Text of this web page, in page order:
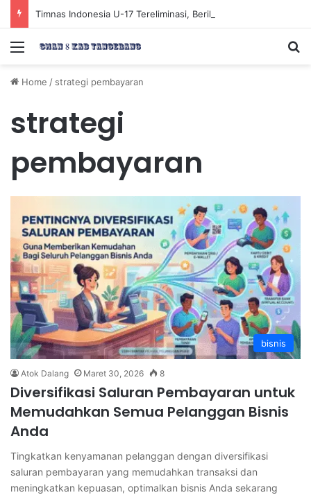
Menu
Home / strategi pembayaran
strategi
pembayaran
bisnis
Atok Dalang Maret 30, 2026 8
Diversifikasi Saluran Pembayaran untuk
Memudahkan Semua Pelanggan Bisnis
Anda
Tingkatkan kenyamanan pelanggan dengan diversifikasi
saluran pembayaran yang memudahkan transaksi dan
meningkatkan kepuasan, optimalkan bisnis Anda sekarang